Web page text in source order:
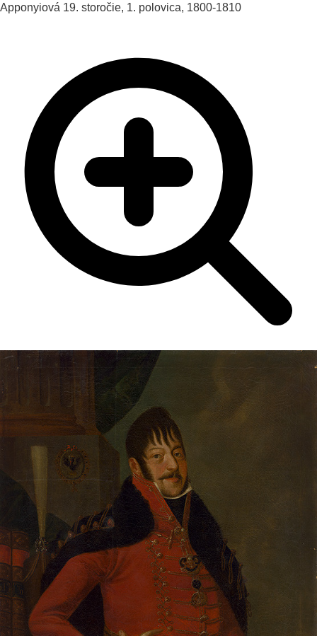
Apponyiová 19. storočie, 1. polovica, 1800-1810